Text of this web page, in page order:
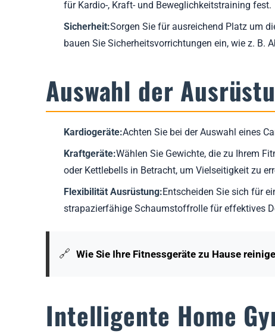
für Kardio-, Kraft- und Beweglichkeitstraining fest.
Sicherheit:Sorgen Sie für ausreichend Platz um
bauen Sie Sicherheitsvorrichtungen ein, wie z. B.
Auswahl der
Kardiogeräte:Achten Sie bei der Auswahl eines
Kraftgeräte:Wählen Sie Gewichte, die zu Ihrem
oder Kettlebells in Betracht, um Vielseitigkeit zu
Flexibilität Ausrüstung:Entscheiden Sie sich für
strapazierfähige Schaumstoffrolle für effektives
🔗 Wie Sie Ihre Fitnessgeräte zu Hause
Intelligente Home